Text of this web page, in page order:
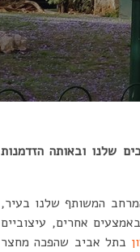
שלנו ובאותה הזדמנות
המשותף שלנו בעיר,
אחרים, עיצוביים
בתל אביב שהפכה מחצר